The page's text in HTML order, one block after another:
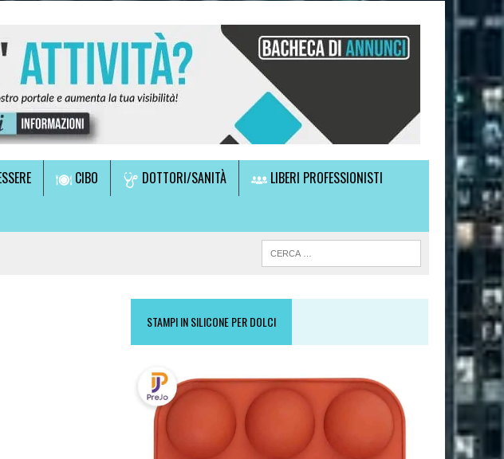
CIBO DOTTORI/SANITÀ
LIBERI PROFESSIONISTI
STAMPI IN SILICONE PER DOLCI